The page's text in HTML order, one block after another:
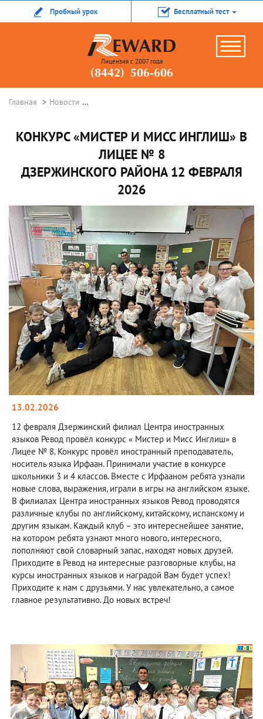
Пробный урок Бесплатный тест
Лицензия с 2007 года
(8442) 506-606
Главная Новости
КОНКУРС «МИСТЕР И МИСС ИНГЛИШ» В
ЛИЦЕЕ № 8
ДЗЕРЖИНСКОГО РАЙОНА 12 ФЕВРАЛЯ
2026
13.02.2026
12 февраля Дзержинский филиал Центра иностранных
языков Ревод провёл конкурс « Мистер и Мисс Инглиш» в
Лицее № 8. Конкурс провёл иностранный преподаватель,
носитель языка Ирфаан. Принимали участие в конкурсе
школьники 3 и 4 классов. Вместе с Ирфааном ребята узнали
новые слова, выражения, играли в игры на английском языке.
В филиалах Центра иностранных языков Ревод проводятся
различные клубы по английскому, китайскому, испанскому и
другим языкам. Каждый клуб – это интереснейшее занятие,
на котором ребята узнают много нового, интересного,
пополняют свой словарный запас, находят новых друзей.
Приходите в Ревод на интересные разговорные клубы, на
курсы иностранных языков и наградой Вам будет успех!
Приходите к нам с друзьями. У нас увлекательно, а самое
главное результативно. До новых встреч!